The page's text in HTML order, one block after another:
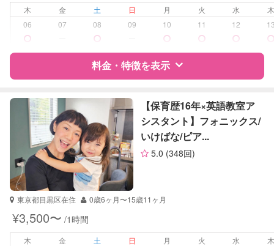
対応科目
国語
社会
木 金 土 日 月 火 水
06
07 08 09 10 11 12
料金・特徴を表示
特徴 料金 レビュー
サポートの特徴
資格
企業型割引対象(旧内閣府補助対象)
自治体届出済ベビーシッター
保育士
幼稚園教諭
ビーシッター
【保育歴16年×英語教室ア
シスタント】フォニックス/
いけばな/ピア...
5.0 (348回)
東京都目黒区在住 0歳6ヶ月〜15歳11ヶ月
¥3,500〜 /1時間
木 金 土 日 月 火 水